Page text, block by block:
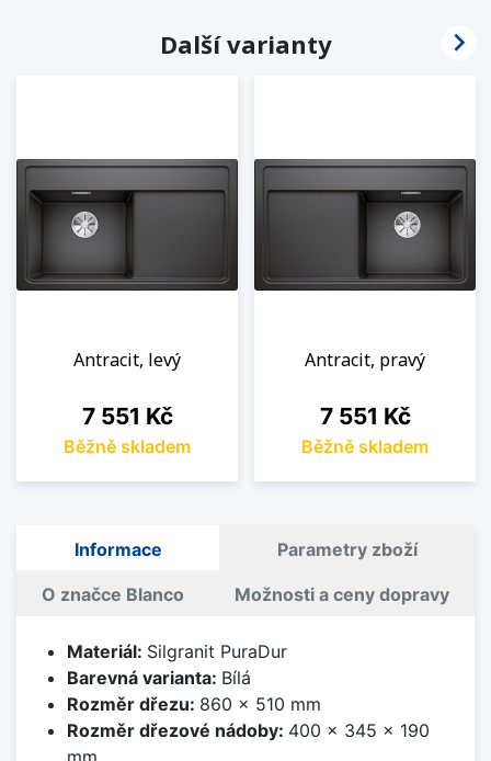
Další varianty
Antracit, levý
Cena
7 551 Kč
Běžně skladem
Antracit, pravý
Cena
7 551 Kč
Běžně skladem

Informace Parametry zboží
O značce Blanco Možnosti a ceny dopravy
Materiál: Silgranit PuraDur
Barevná varianta: Bílá
Rozměr dřezu: 860 x 510 mm
Rozměr dřezové nádoby: 400 x 345 x 190
mm